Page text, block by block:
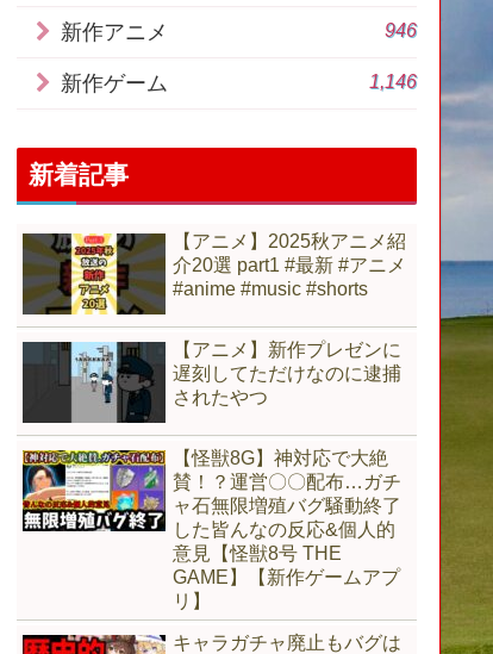
新作アニメ 946
新作ゲーム 1,146
新着記事
【アニメ】2025秋アニメ紹
介20選 part1 #最新 #アニメ
#anime #music #shorts
【アニメ】新作プレゼンに
遅刻してただけなのに逮捕
されたやつ
【怪獣8G】神対応で大絶
賛！？運営〇〇配布…ガチ
ャ石無限増殖バグ騒動終了
した皆んなの反応&個人的
意見【怪獣8号 THE
GAME】【新作ゲームアプ
リ】
キャラガチャ廃止もバグは